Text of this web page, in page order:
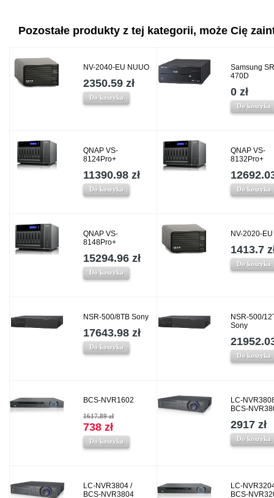
Pozostałe produkty z tej kategorii, może Cię
NV-2040-EU NUUO
2350.59 zł
Do koszyka
Samsung
470D
0 zł
Do koszyka
QNAP VS-
8124Pro+
11390.98 zł
Do koszyka
QNAP VS-
8132Pro+
Do koszyka
QNAP VS-
8148Pro+
15294.96 zł
Do koszyka
NV-2020-
1413.7
Do koszyka
NSR-500/8TB Sony
17643.98 zł
Do koszyka
NSR-500/
Sony
Do koszyka
BCS-NVR1602
1617.89 zł
738 zł
Do koszyka
LC-
BCS-
2917 zł
Do koszyka
LC-NVR3804 /
BCS-NVR3804
LC-
BCS-